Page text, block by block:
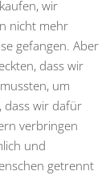
wir
nicht mehr
gefangen. Aber
dass wir
um
dass wir dafür
verbringen
und
getrennt